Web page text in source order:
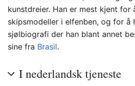
kunstdreier. Han er mest kjent for
skipsmodeller i elfenben, og for å
sjølbiografi der han blant annet
sine fra Brasil.
I nederlandsk tjeneste